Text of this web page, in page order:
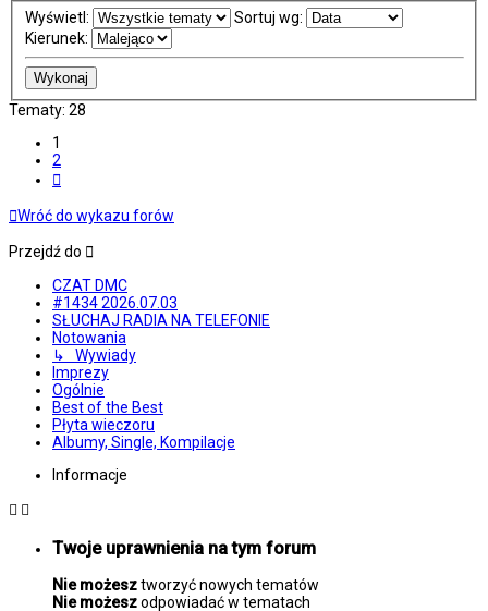
Wyświetl:
Sortuj wg:
Kierunek:
Tematy: 28
1
2
Wróć do wykazu forów
Przejdź do
CZAT DMC
#1434 2026.07.03
SŁUCHAJ RADIA NA TELEFONIE
Notowania
↳ Wywiady
Imprezy
Ogólnie
Best of the Best
Płyta wieczoru
Albumy, Single, Kompilacje
Informacje
Twoje uprawnienia na tym forum
Nie możesztworzyć nowych tematów
Nie możeszodpowiadać w tematach